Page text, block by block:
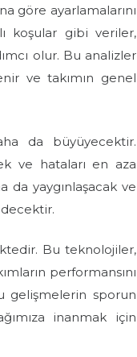
göre ayarlamalarını
koşular gibi veriler,
olur. Bu analizler
ve takımın genel
da büyüyecektir.
ve hataları en aza
da yaygınlaşacak ve
Bu teknolojiler,
performansını
gelişmelerin sporun
inanmak için